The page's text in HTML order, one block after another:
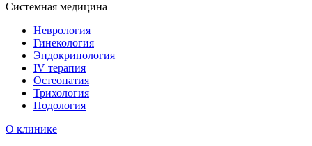
Системная медицина
Неврология
Гинекология
Эндокринология
IV терапия
Остеопатия
Трихология
Подология
О клинике